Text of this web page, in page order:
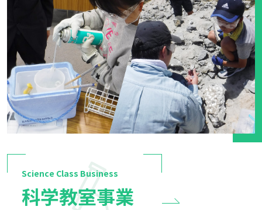
Science Class Business
科学教室事業